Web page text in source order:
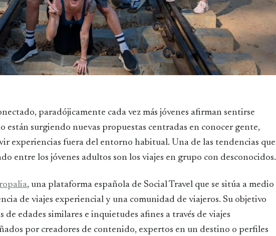
están surgiendo nuevas propuestas centradas en conocer gente,
experiencias fuera del entorno habitual. Una de las tendencias que
entre los jóvenes adultos son los viajes en grupo con desconocidos.
, una plataforma española de Social Travel que se sitúa a medio
de viajes experiencial y una comunidad de viajeros. Su objetivo
de edades similares e inquietudes afines a través de viajes
por creadores de contenido, expertos en un destino o perfiles